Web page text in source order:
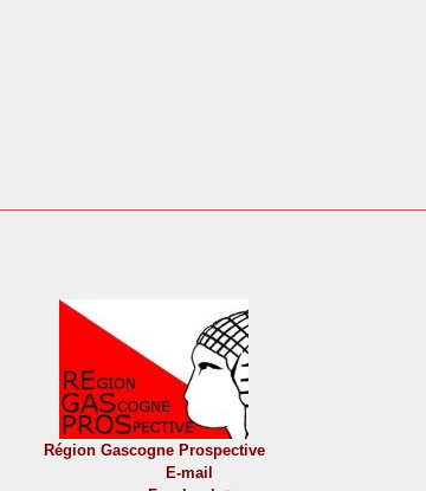
Région Gascogne Prospective
E-mail